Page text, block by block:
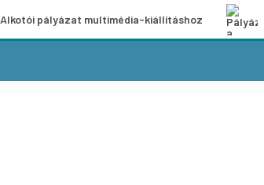
Alkotói pályázat multimédia-kiállításhoz